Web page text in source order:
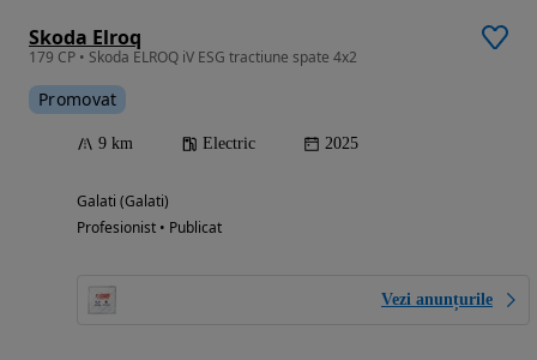
Skoda Elroq
179 CP • Skoda ELROQ iV ESG tractiune spate 4x2
Promovat
9 km Electric 2025
Galati (Galati)
Profesionist • Publicat
Vezi anunțurile